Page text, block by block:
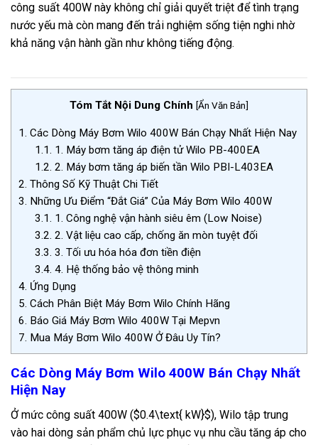
công suất 400W này không chỉ giải quyết triệt để tình trạng
nước yếu mà còn mang đến trải nghiệm sống tiện nghi nhờ
khả năng vận hành gần như không tiếng động.
Tóm Tắt Nội Dung Chính [Ẩn Văn Bản]
1. Các Dòng Máy Bơm Wilo 400W Bán Chạy Nhất Hiện Nay
1.1. 1. Máy bơm tăng áp điện tử Wilo PB-400EA
1.2. 2. Máy bơm tăng áp biến tần Wilo PBI-L403EA
2. Thông Số Kỹ Thuật Chi Tiết
3. Những Ưu Điểm “Đắt Giá” Của Máy Bơm Wilo 400W
3.1. 1. Công nghệ vận hành siêu êm (Low Noise)
3.2. 2. Vật liệu cao cấp, chống ăn mòn tuyệt đối
3.3. 3. Tối ưu hóa hóa đơn tiền điện
3.4. 4. Hệ thống bảo vệ thông minh
4. Ứng Dụng
5. Cách Phân Biệt Máy Bơm Wilo Chính Hãng
6. Báo Giá Máy Bơm Wilo 400W Tại Mepvn
7. Mua Máy Bơm Wilo 400W Ở Đâu Uy Tín?
Các Dòng Máy Bơm Wilo 400W Bán Chạy Nhất
Hiện Nay
Ở mức công suất 400W ($0.4\text{ kW}$), Wilo tập trung
vào hai dòng sản phẩm chủ lực phục vụ nhu cầu tăng áp cho